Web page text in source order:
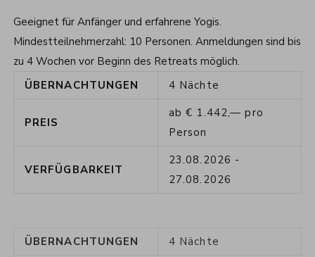
Geeignet für Anfänger und erfahrene Yogis.
Mindestteilnehmerzahl: 10 Personen. Anmeldungen sind bis
zu 4 Wochen vor Beginn des Retreats möglich.
ÜBERNACHTUNGEN
4 Nächte
PREIS
ab€ 1.442,— pro
Person
VERFÜGBARKEIT
23.08.2026 -
27.08.2026
ÜBERNACHTUNGEN 4 Nächte